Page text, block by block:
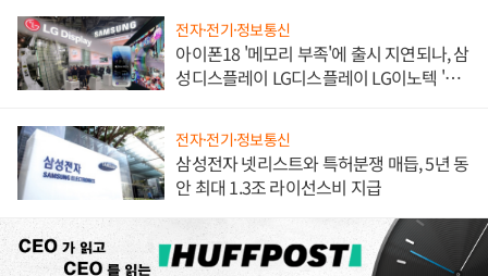
전자·전기·정보통신
아이폰18 '메모리 부족'에 출시 지연되나, 삼
성디스플레이 LG디스플레이 LG이노텍 '탈
전자·전기·정보통신
삼성전자 넷리스트와 특허분쟁 매듭, 5년 동
안 최대 1.3조 라이선스비 지급